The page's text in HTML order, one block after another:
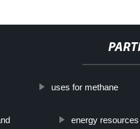
uses for methane
energy resources